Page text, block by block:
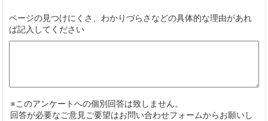
ページの見つけにくさ、わかりづらさなどの具体的な理由があれ
ば記入してください
※このアンケートへの個別回答は致しません。
回答が必要なご意見ご要望はお問い合わせフォームからお願いし